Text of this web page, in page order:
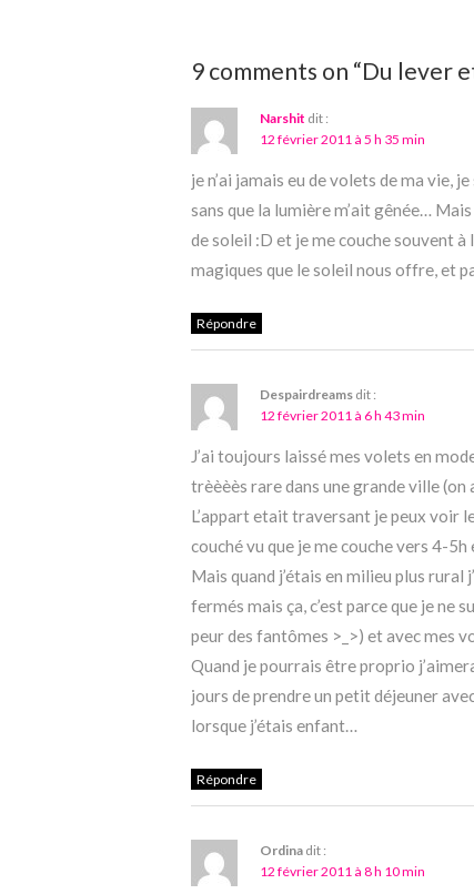
9 comments on “Du lever
Narshit dit :
12 février 2011 à 5 h 35 min
je n’ai jamais eu de volets de ma vie,
sans que la lumière m’ait gênée…
de soleil :D et je me couche souvent à
magiques que le soleil nous offre, et
Répondre
Despairdreams dit :
12 février 2011 à 6 h 43 min
J’ai toujours laissé mes volets en
trèèèès rare dans une grande ville
L’appart etait traversant je peux voir
couché vu que je me couche vers 4-5h
Mais quand j’étais en milieu plus
fermés mais ça, c’est parce que je ne
peur des fantômes >_>) et avec mes
Quand je pourrais être proprio
jours de prendre un petit déjeuner
lorsque j’étais enfant…
Répondre
Ordina dit :
12 février 2011 à 8 h 10 min